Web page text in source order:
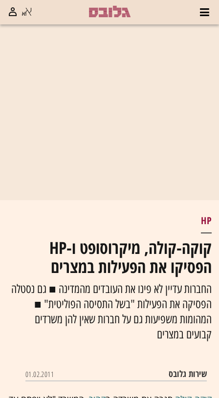
HP
קוקה-קולה, מיקרוסופט ו-HP
הפסיקו את הפעילות במצרים
‎‎החברות עדיין לא פינו את העובדים מהמדינה ■‏‎‎‏ גם נסטלה
הפסיקה את הפעילות "בשל התסיסה הפוליטית" ■
המהומות משפיעות גם על חברות שאין להן משרדים
קבועים במצרים
שירות גלובס 01.02.2011